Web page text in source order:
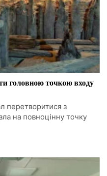
головною точкою входу
перетворитися з
на повноцінну точку